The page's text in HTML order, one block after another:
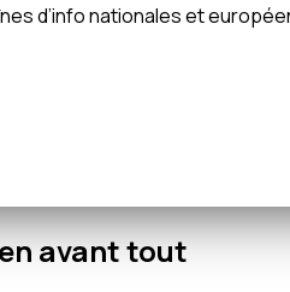
d’info nationales et
avant tout